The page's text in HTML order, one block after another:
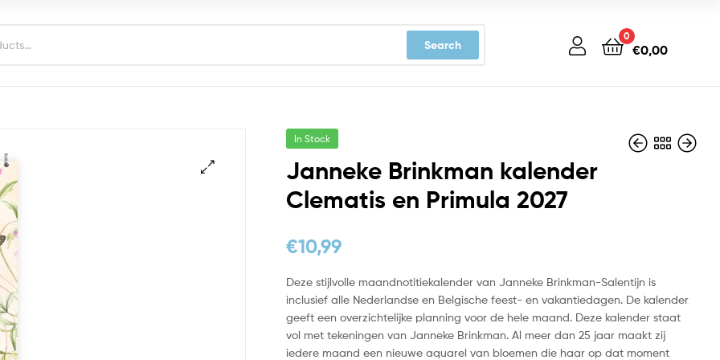
Search
0
€0,00
In Stock
Janneke Brinkman kalender
Clematis en Primula 2027
€10,99
Deze stijlvolle maandnotitiekalender van Janneke Brinkman-Salentijn is
inclusief alle Nederlandse en Belgische feest- en vakantiedagen. De kalender
geeft een overzichtelijke planning voor de hele maand. Deze kalender staat
vol met tekeningen van Janneke Brinkman. Al meer dan 25 jaar maakt zij
iedere maand een nieuwe aquarel van bloemen die haar op dat moment